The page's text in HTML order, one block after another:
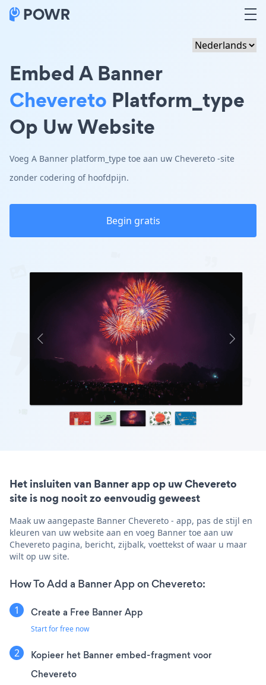
Embed A Banner
Chevereto Platform_type
Op Uw Website
Voeg A Banner platform_type toe aan uw Chevereto -site
zonder codering of hoofdpijn.
Begin gratis
Het insluiten van Banner app op uw Chevereto
site is nog nooit zo eenvoudig geweest
Maak uw aangepaste Banner Chevereto - app, pas de stijl en
kleuren van uw website aan en voeg Banner toe aan uw
Chevereto pagina, bericht, zijbalk, voettekst of waar u maar
wilt op uw site.
How To Add a Banner App on Chevereto:
Create a Free Banner App
Start for free now
Kopieer het Banner embed-fragment voor
Chevereto